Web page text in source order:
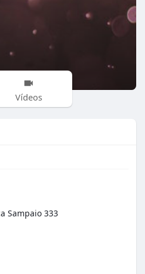
Vídeos
Sampaio 333